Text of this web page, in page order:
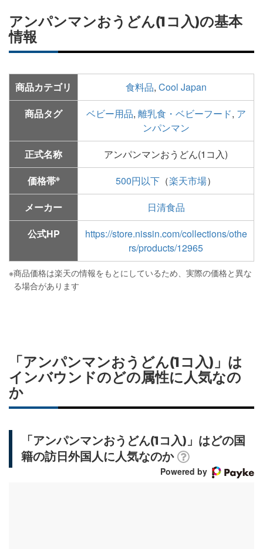
アンパンマンおうどん(1コ入)の基本
情報
商品カテゴリ 食料品, Cool Japan
商品タグ
ベビー用品, 離乳食・ベビーフード, ア
ンパンマン
正式名称
アンパンマンおうどん(1コ入)
価格帯※ 500円以下 （楽天市場）
メーカー
日清食品
公式HP
https://store.nissin.com/collections/othe
rs/products/12965
※商品価格は楽天の情報をもとにしているため、実際の価格と異な
る場合があります
「アンパンマンおうどん(1コ入)」は
インバウンドのどの属性に人気なの
か
「アンパンマンおうどん(1コ入)」はどの国
籍の訪日外国人に人気なのか
Powered by